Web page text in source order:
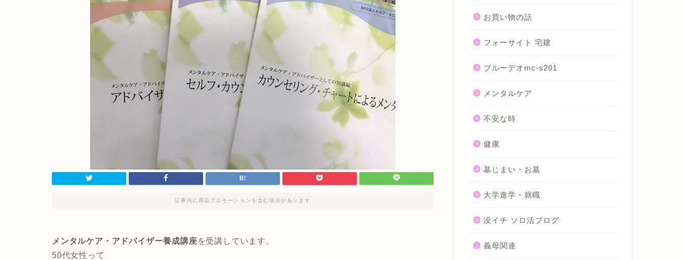
記事内に商品プロモーションを含む場合があります
メンタルケア・アドバイザー養成講座を受講しています。
50代女性って
お買い物の話
フォーサイト 宅建
ブルーデオmc-s201
メンタルケア
不安な時
健康
墓じまい・お墓
大学進学・就職
没イチ ソロ活ブログ
義母関連